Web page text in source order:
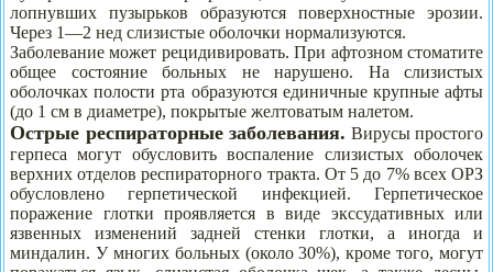
лопнувших пузырьков образуются поверхностные эрозии.
Через 1—2 нед слизистые оболочки нормализуются.
Заболевание может рецидивировать. При афтозном стоматите
общее состояние больных не нарушено. На слизистых
оболочках полости рта образуются единичные крупные афты
(до 1 см в диаметре), покрытые желтоватым налетом.
Острые респираторные заболевания. Вирусы простого
герпеса могут обусловить воспаление слизистых оболочек
верхних отделов респираторного тракта. От 5 до 7% всех ОРЗ
обусловлено герпетической инфекцией. Герпетическое
поражение глотки проявляется в виде экссудативных или
язвенных изменений задней стенки глотки, а иногда и
миндалин. У многих больных (около 30%), кроме того, могут